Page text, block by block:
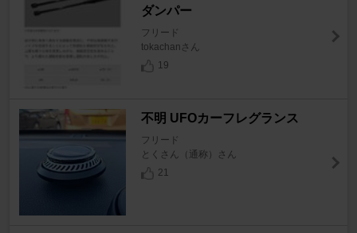
ダンパー
フリード
tokachanさん
19
不明 UFOカーフレグランス
フリード
とくさん（通称）さん
21